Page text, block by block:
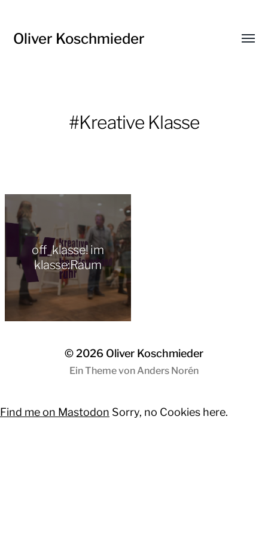
Oliver Koschmieder
Menü
#Kreative Klasse
off_klasse! im
klasse:Raum
© 2026 Oliver Koschmieder
Ein Theme von Anders Norén
Find me on Mastodon Sorry, no Cookies here.